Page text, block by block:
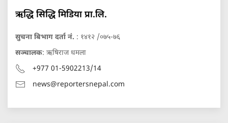
ऋद्धि सिद्धि मिडिया प्रा.लि.
सुचना बिभाग दर्ता नं. : १४१२ /०७५-७६
सञ्चालक: ऋषिराज धमला
+977 01-5902213/14
news@reportersnepal.com